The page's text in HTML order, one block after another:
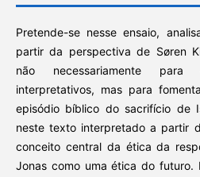
Pretende-se nesse ensaio,
partir da perspectiva de Søren
não necessariamente para
interpretativos, mas para
episódio bíblico do sacrifício de
neste texto interpretado a partir
conceito central da ética da
Jonas como uma ética do futuro.